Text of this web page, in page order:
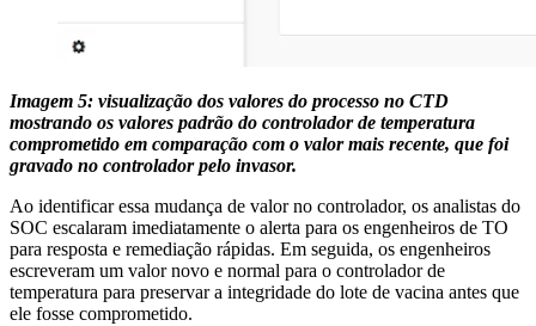
Imagem 5: visualização dos valores do processo no CTD
mostrando os valores padrão do controlador de temperatura
comprometido em comparação com o valor mais recente, que foi
gravado no controlador pelo invasor.
Ao identificar essa mudança de valor no controlador, os analistas do
SOC escalaram imediatamente o alerta para os engenheiros de TO
para resposta e remediação rápidas. Em seguida, os engenheiros
escreveram um valor novo e normal para o controlador de
temperatura para preservar a integridade do lote de vacina antes que
ele fosse comprometido.